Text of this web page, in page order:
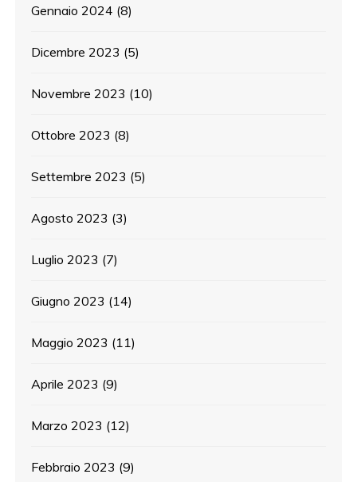
Gennaio 2024 (8)
Dicembre 2023 (5)
Novembre 2023 (10)
Ottobre 2023 (8)
Settembre 2023 (5)
Agosto 2023 (3)
Luglio 2023 (7)
Giugno 2023 (14)
Maggio 2023 (11)
Aprile 2023 (9)
Marzo 2023 (12)
Febbraio 2023 (9)